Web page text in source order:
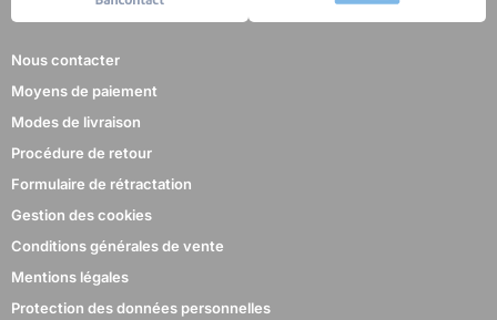
Nous contacter
Moyens de paiement
Modes de livraison
Procédure de retour
Formulaire de rétractation
Gestion des cookies
Conditions générales de vente
Mentions légales
Protection des données personnelles